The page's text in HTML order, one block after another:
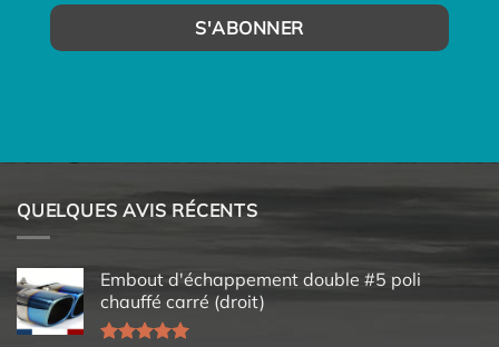
QUELQUES AVIS RÉCENTS
Embout d'échappement double #5 poli
chauffé carré (droit)